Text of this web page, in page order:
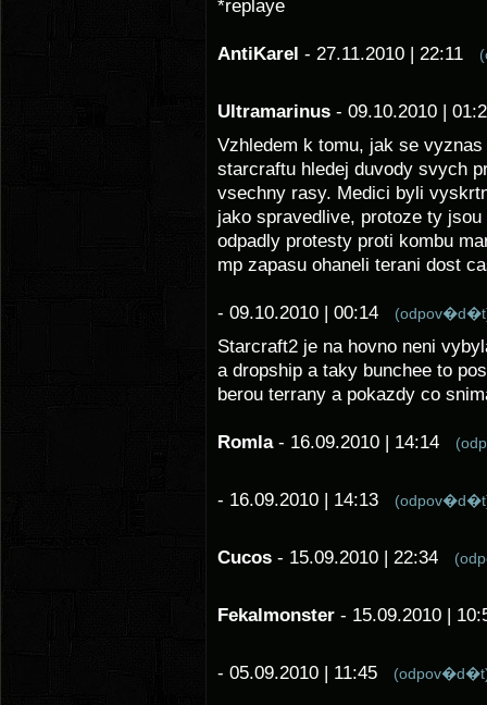
*replaye
AntiKarel - 27.11.2010 | 22:11
Ultramarinus - 09.10.2010 |
Vzhledem k tomu, jak se
starcraftu hledej duvody svych
vsechny rasy. Medici byli
jako spravedlive, protoze ty
odpadly protesty proti kombu
mp zapasu ohaneli terani dost
- 09.10.2010 | 00:14
Starcraft2 je na hovno neni
a dropship a taky bunchee to
berou terrany a pokazdy co
Romla - 16.09.2010 | 14:14
- 16.09.2010 | 14:13
Cucos - 15.09.2010 | 22:34
Fekalmonster - 15.09.2010 |
- 05.09.2010 | 11:45